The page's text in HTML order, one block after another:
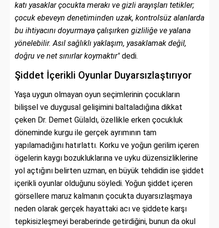
katı yasaklar çocukta merakı ve gizli arayışları tetikler;
çocuk ebeveyn denetiminden uzak, kontrolsüz alanlarda
bu ihtiyacını doyurmaya çalışırken gizliliğe ve yalana
yönelebilir. Asıl sağlıklı yaklaşım, yasaklamak değil,
doğru ve net sınırlar koymaktır"dedi.
Şiddet İçerikli Oyunlar Duyarsızlaştırıyor
Yaşa uygun olmayan oyun seçimlerinin çocukların
bilişsel ve duygusal gelişimini baltaladığına dikkat
çeken Dr. Demet Gülaldı, özellikle erken çocukluk
döneminde kurgu ile gerçek ayrımının tam
yapılamadığını hatırlattı. Korku ve yoğun gerilim içeren
ögelerin kaygı bozukluklarına ve uyku düzensizliklerine
yol açtığını belirten uzman, en büyük tehdidin ise şiddet
içerikli oyunlar olduğunu söyledi. Yoğun şiddet içeren
görsellere maruz kalmanın çocukta duyarsızlaşmaya
neden olarak gerçek hayattaki acı ve şiddete karşı
tepkisizleşmeyi beraberinde getirdiğini, bunun da okul